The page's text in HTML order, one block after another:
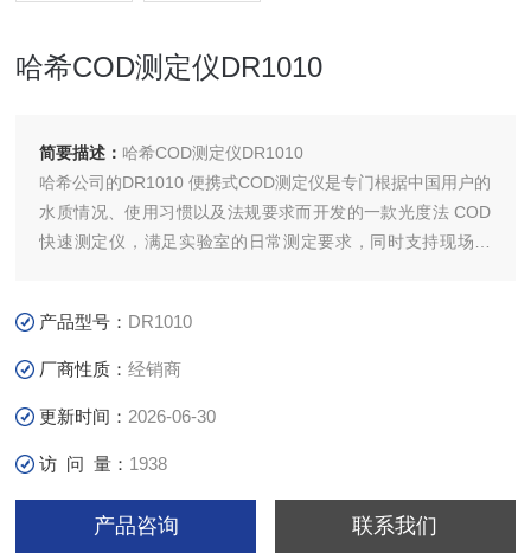
哈希COD测定仪DR1010
简要描述： 哈希COD测定仪DR1010
哈希公司的DR1010 便携式COD测定仪是专门根据中国用户的
水质情况、使用习惯以及法规要求而开发的一款光度法 COD
快速测定仪，满足实验室的日常测定要求，同时支持现场测
产品型号： DR1010
厂商性质：经销商
更新时间： 2026-06-30
访 问 量： 1938
产品咨询 联系我们